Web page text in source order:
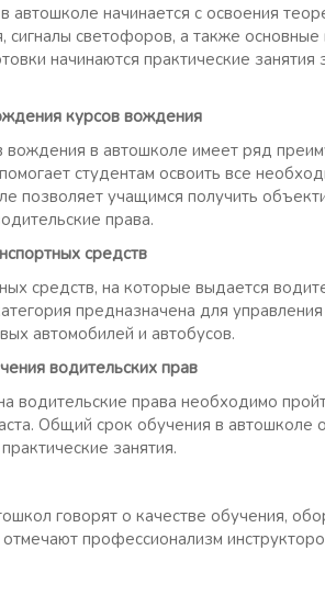
начинается с освоения
светофоров, а также основные
начинаются практические
курсов вождения
в автошколе имеет ряд
студентам освоить все
позволяет учащимся получить
права.
средств
средств, на которые выдается
предназначена для
автомобилей и автобусов.
водительских прав
водительские права необходимо
Общий срок обучения в автошколе
занятия.
говорят о качестве обучения,
профессионализм